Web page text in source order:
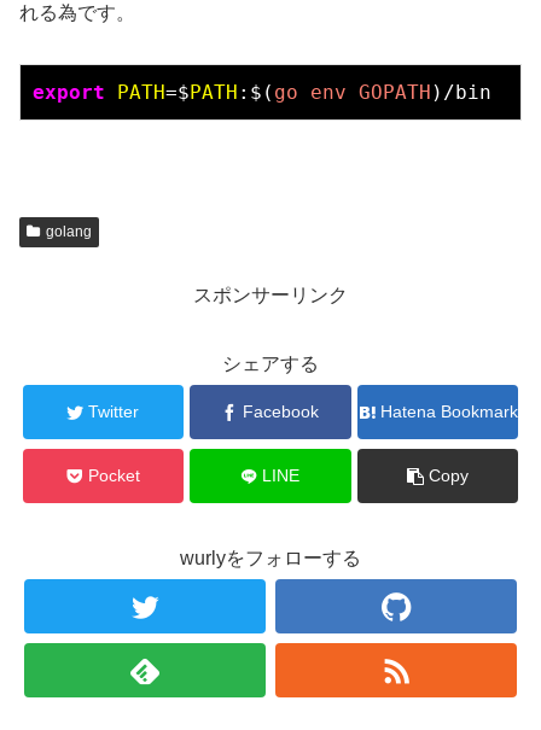
れる為です。
export PATH=$ PATH :$( go env GOPATH
golang
スポンサーリンク
シェアする
Twitter Facebook Hatena Bookmark
Pocket LINE Copy
wurlyをフォローする